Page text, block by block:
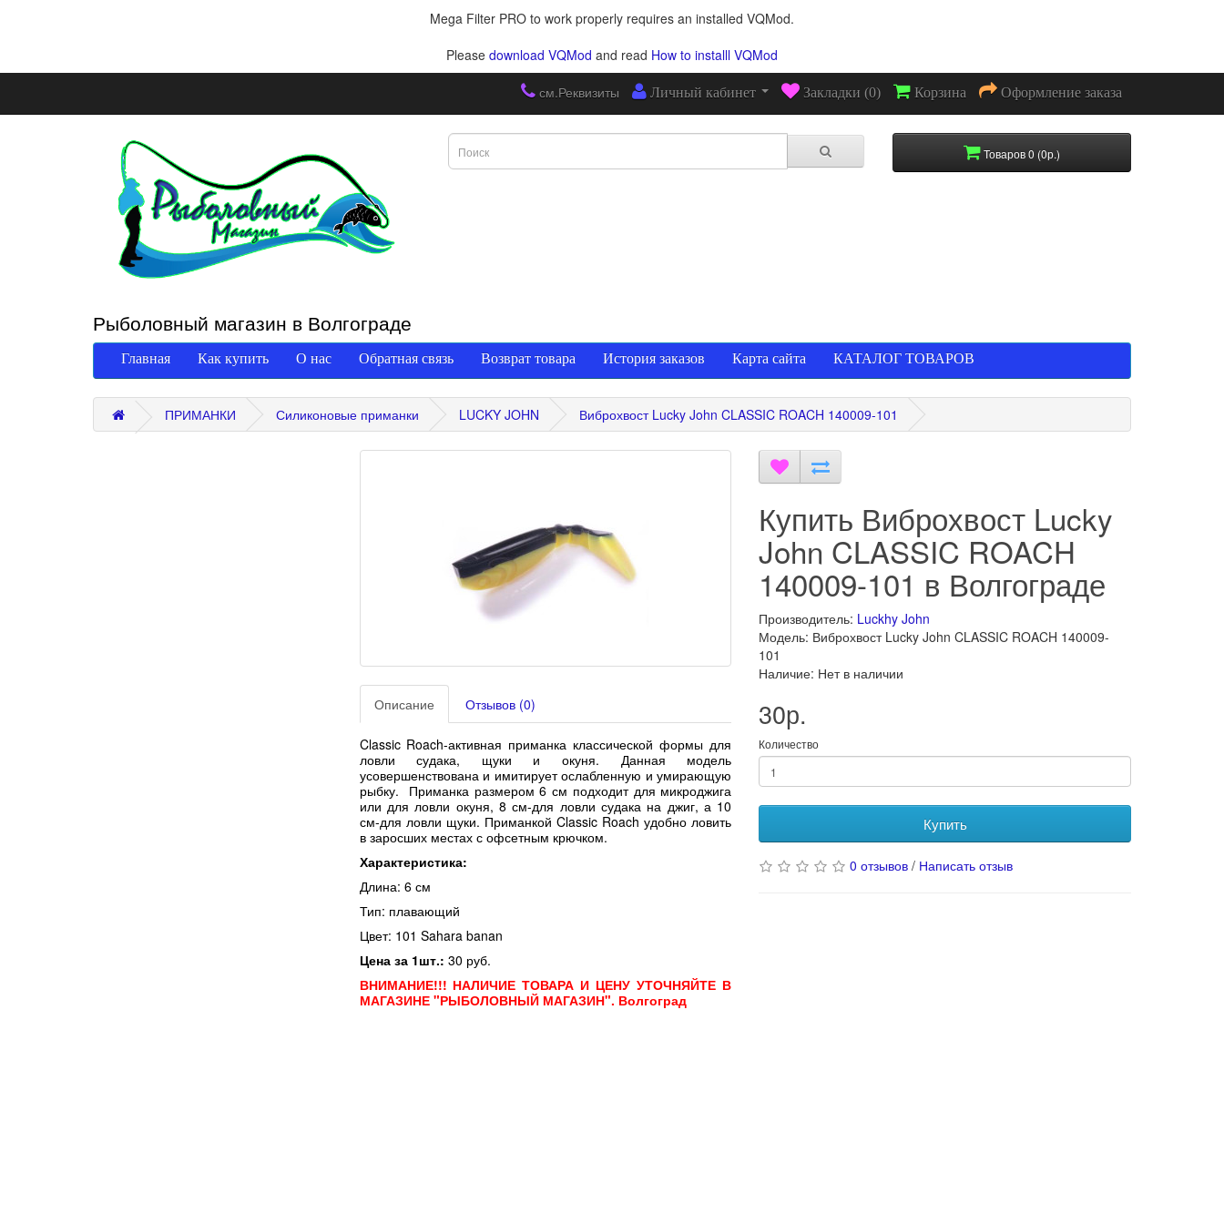
Mega Filter PRO to work properly requires an installed VQMod.
Please download VQMod and read How to installl VQMod
см.Реквизиты Личный кабинет Закладки (0) Корзина Оформление заказа
Товаров 0 (0р.)
Рыболовный магазин в Волгограде
Главная Как купить О нас Обратная связь Возврат товара История заказов Карта сайта КАТАЛОГ ТОВАРОВ
ПРИМАНКИ Силиконовые приманки LUCKY JOHN Виброхвост Lucky John CLASSIC ROACH 140009-101
Описание Отзывов (0)
Classic Roach-активная приманка классической формы для
ловли судака, щуки и окуня. Данная модель
усовершенствована и имитирует ослабленную и умирающую
рыбку. Приманка размером 6 см подходит для микроджига
или для ловли окуня, 8 см-для ловли судака на джиг, а 10
см-для ловли щуки. Приманкой Classic Roach удобно ловить
в заросших местах с офсетным крючком.
Характеристика:
Длина: 6 см
Тип: плавающий
Цвет: 101 Sahara banan
Цена за 1шт.: 30 руб.
ВНИМАНИЕ!!! НАЛИЧИЕ ТОВАРА И ЦЕНУ УТОЧНЯЙТЕ В
МАГАЗИНЕ "РЫБОЛОВНЫЙ МАГАЗИН". Волгоград
Купить Виброхвост Lucky
John CLASSIC ROACH
140009-101 в Волгограде
Производитель: Luckhy John
Модель: Виброхвост Lucky John CLASSIC ROACH 140009-
101
Наличие: Нет в наличии
30р.
Количество
Купить
0 отзывов / Написать отзыв